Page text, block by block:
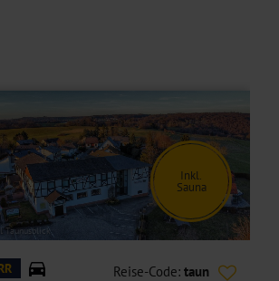
Taunusblick
Inkl.
Sauna
Reise-Code: taun